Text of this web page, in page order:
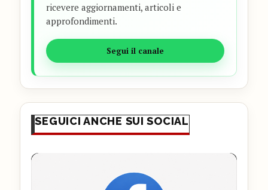
ricevere aggiornamenti, articoli e
approfondimenti.
Segui il canale
SEGUICI ANCHE SUI SOCIAL